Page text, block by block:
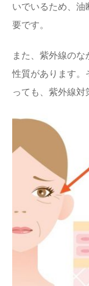
いでいるため、
要です。
また、紫外線の
性質があります。
っても、紫外線対